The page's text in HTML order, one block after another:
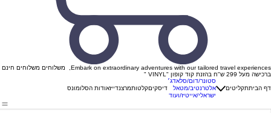
Embark on extraordinary adventures with our tailored travel experiences, משלוחים משלוחים חינם
ברכישה מעל 299 ש"ח בהזנת קוד קופון "VINYL "
דף הביתתקליטים
סטונר/דום/סלאדג׳
אלטרנטיב/מטאל
ישראלי/אייטיז/ועוד
דיסקיםקלטותמרצנדייזאודות הסלומונס